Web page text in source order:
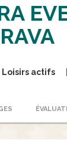
Loisirs actifs